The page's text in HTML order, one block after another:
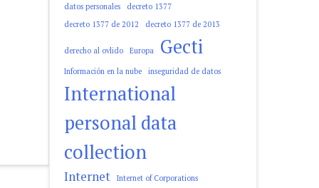
datos personales
decreto 1377
decreto 1377 de 2012
decreto 1377 de 2013
derecho al ovlido Europa Gecti
Información en la nube inseguridad de datos
International
personal data
collection
Internet Internet of Corporations